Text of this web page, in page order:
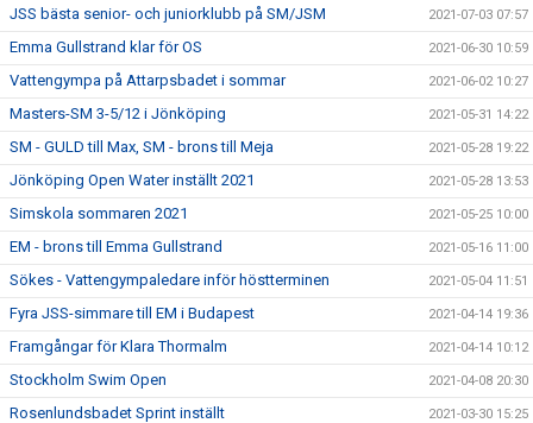
JSS bästa senior- och juniorklubb på SM/JSM 2021-07-03 07:57
Emma Gullstrand klar för OS 2021-06-30 10:59
Vattengympa på Attarpsbadet i sommar 2021-06-02 10:27
Masters-SM 3-5/12 i Jönköping 2021-05-31 14:22
SM - GULD till Max, SM - brons till Meja 2021-05-28 19:22
Jönköping Open Water inställt 2021 2021-05-28 13:53
Simskola sommaren 2021 2021-05-25 10:00
EM - brons till Emma Gullstrand 2021-05-16 11:00
Sökes - Vattengympaledare inför höstterminen 2021-05-04 11:51
Fyra JSS-simmare till EM i Budapest 2021-04-14 19:36
Framgångar för Klara Thormalm 2021-04-14 10:12
Stockholm Swim Open 2021-04-08 20:30
Rosenlundsbadet Sprint inställt 2021-03-30 15:25